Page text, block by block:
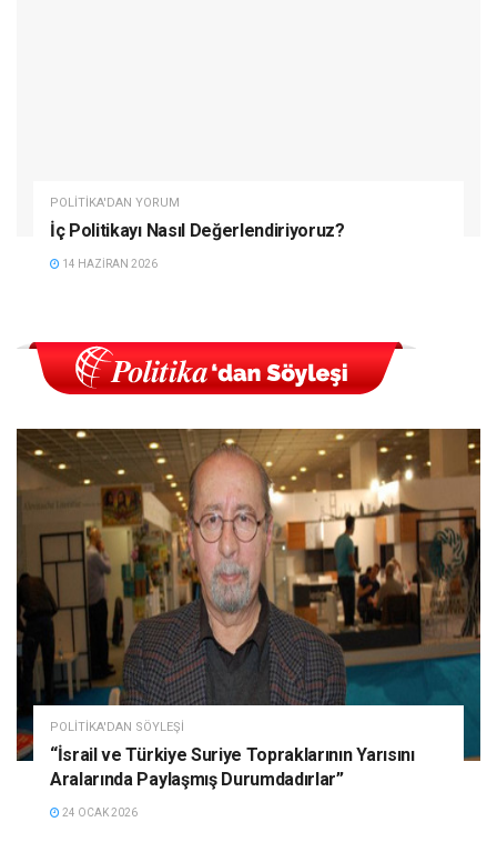
POLITIKA'DAN YORUM
İç Politikayı Nasıl Değerlendiriyoruz?
14 HAZIRAN 2026
POLITIKA'DAN SÖYLEŞI
“İsrail ve Türkiye Suriye Topraklarının Yarısını
Aralarında Paylaşmış Durumdadırlar”
24 OCAK 2026